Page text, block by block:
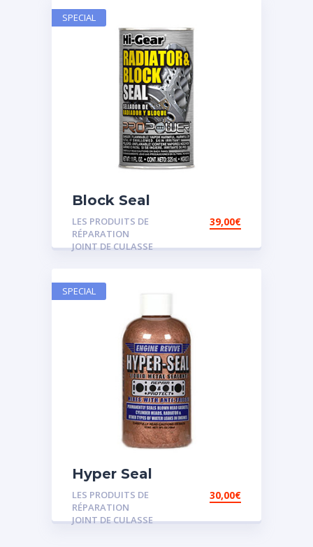
Block Seal
LES PRODUITS DE
RÉPARATION
JOINT DE CULASSE
39,00€
SPECIAL
Hyper Seal
LES PRODUITS DE
RÉPARATION
JOINT DE CULASSE
30,00€
SPECIAL